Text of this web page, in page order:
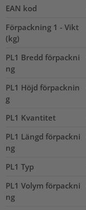
EAN kod
Förpackning 1 - Vikt
(kg)
PL1 Bredd förpackni
ng
PL1 Höjd förpacknin
g
PL1 Kvantitet
PL1 Längd förpackni
ng
PL1 Typ
PL1 Volym förpackni
ng